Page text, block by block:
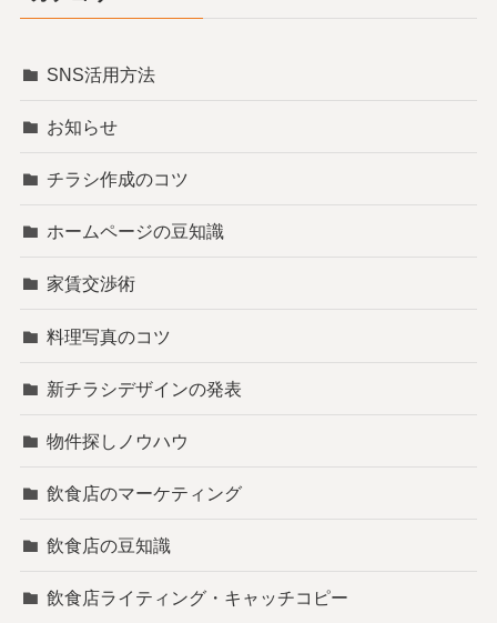
SNS活用方法
お知らせ
チラシ作成のコツ
ホームページの豆知識
家賃交渉術
料理写真のコツ
新チラシデザインの発表
物件探しノウハウ
飲食店のマーケティング
飲食店の豆知識
飲食店ライティング・キャッチコピー